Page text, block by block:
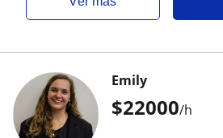
$22000/h
Emily